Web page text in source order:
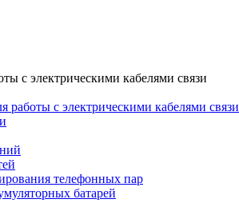
с электрическими кабелями связи
с электрическими кабелями связи
телефонных пар
батарей